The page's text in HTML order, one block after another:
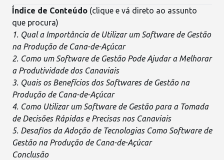
Índice de Conteúdo (clique e vá direto ao assunto
que procura)
1. Qual a Importância de Utilizar um Software de Gestão
na Produção de Cana-de-Açúcar
2. Como um Software de Gestão Pode Ajudar a Melhorar
a Produtividade dos Canaviais
3. Quais os Benefícios dos Softwares de Gestão na
Produção de Cana-de-Açúcar
4. Como Utilizar um Software de Gestão para a Tomada
de Decisões Rápidas e Precisas nos Canaviais
5. Desafios da Adoção de Tecnologias Como Software de
Gestão na Produção de Cana-de-Açúcar
Conclusão